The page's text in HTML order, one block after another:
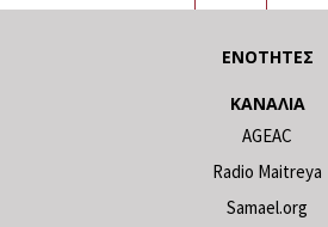
ΕΝΌΤΗΤΕΣ
ΚΑΝΆΛΙΑ
AGEAC
Radio Maitreya
Samael.org